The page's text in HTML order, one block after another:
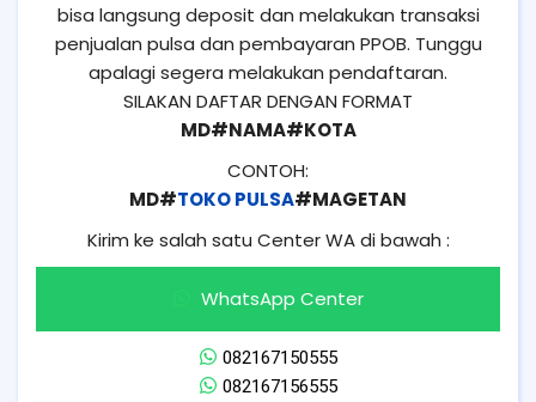
bisa langsung deposit dan melakukan transaksi
penjualan pulsa dan pembayaran PPOB. Tunggu
apalagi segera melakukan pendaftaran.
SILAKAN DAFTAR DENGAN FORMAT
MD#NAMA#KOTA
CONTOH:
MD#TOKO PULSA#MAGETAN
Kirim ke salah satu Center WA di bawah :
WhatsApp Center
082167150555
082167156555